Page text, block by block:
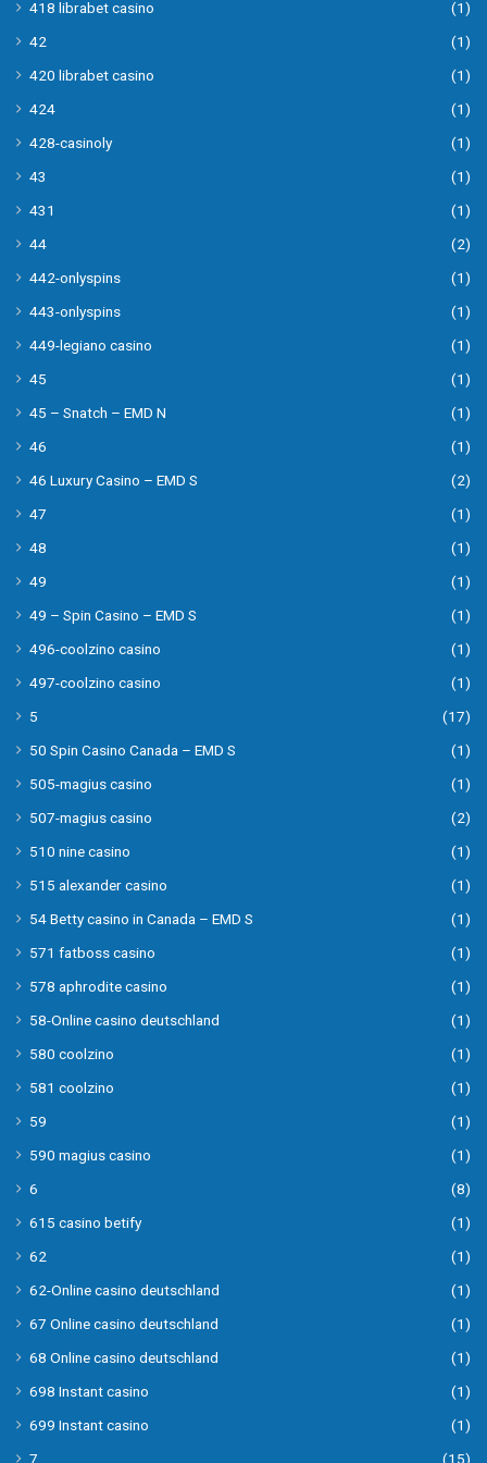
418 librabet casino
(1)
42
(1)
420 librabet casino
(1)
424
(1)
428-casinoly
(1)
43
(1)
431
(1)
44
(2)
442-onlyspins
(1)
443-onlyspins
(1)
449-legiano casino
(1)
45
(1)
45 – Snatch – EMD N
(1)
46
(1)
46 Luxury Casino – EMD S
(2)
47
(1)
48
(1)
49
(1)
49 – Spin Casino – EMD S
(1)
496-coolzino casino
(1)
497-coolzino casino
(1)
5
(17)
50 Spin Casino Canada – EMD S
(1)
505-magius casino
(1)
507-magius casino
(2)
510 nine casino
(1)
515 alexander casino
(1)
54 Betty casino in Canada – EMD S
(1)
571 fatboss casino
(1)
578 aphrodite casino
(1)
58-Online casino deutschland
(1)
580 coolzino
(1)
581 coolzino
(1)
59
(1)
590 magius casino
(1)
6
(8)
615 casino betify
(1)
62
(1)
62-Online casino deutschland
(1)
67 Online casino deutschland
(1)
68 Online casino deutschland
(1)
698 Instant casino
(1)
699 Instant casino
(1)
7
(15)